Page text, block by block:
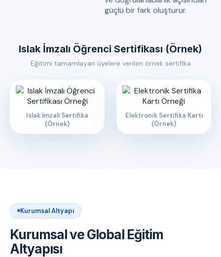
güçlü bir fark oluşturur.
Islak İmzalı Öğrenci Sertifikası (Örnek)
Eğitimi tamamlayan üyelere verilen örnek sertifika
Islak İmzalı Sertifika
(Örnek)
Elektronik Sertifika Kartı
(Örnek)
Kurumsal Altyapı
Kurumsal ve Global Eğitim
Altyapısı